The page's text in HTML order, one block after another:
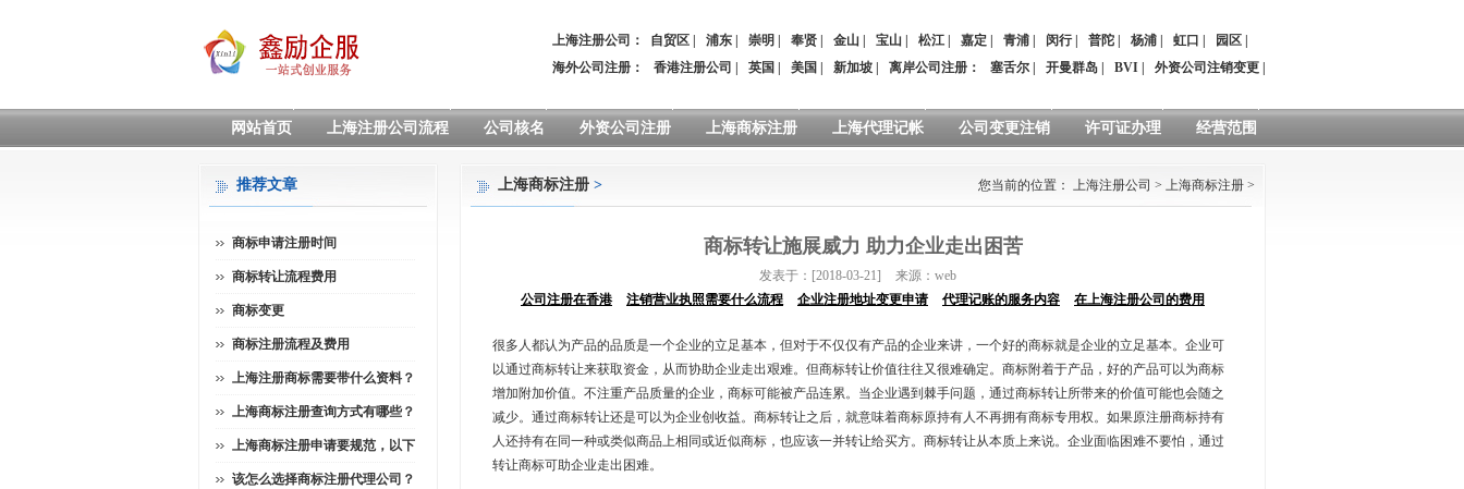
上海注册公司： 自贸区 浦东 崇明 奉贤 金山 宝山 松江 嘉定 青浦 闵行| 普陀 杨浦 虹口 园区
海外公司注册：
香港注册公司 英国 美国 新加坡 离岸公司注册 ： 塞舌尔 开曼群岛 BVI 外资公司注销变更
网站首页 上海注册公司流程 公司核名 外资公司注册 上海商标注册 上海代理记帐 公司变更注销 许可证办理 经营范围
上海商标注册 > 您当前的位置： 上海注册公司 > 上海商标注册 >
商标转让施展威力 助力企业走出困苦
发表于：[2018-03-21]
来源：web
公司注册在香港
注销营业执照需要什么流程 企业注册地址变更申请 代理记账的服务内容 在上海注册公司的费用
很多人都认为产品的品质是一个企业的立足基本，但对于不仅仅有产品的企业来讲，一个好的商标就是企业的立足基本。企业可
以通过商标转让来获取资金，从而协助企业走出艰难。但商标转让价值往往又很难确定。商标附着于产品，好的产品可以为商标
增加附加价值。不注重产品质量的企业，商标可能被产品连累。当企业遇到棘手问题，通过商标转让所带来的价值可能也会随之
减少。通过商标转让还是可以为企业创收益。商标转让之后，就意味着商标原持有人不再拥有商标专用权。如果原注册商标持有
人还持有在同一种或类似商品上相同或近似商标，也应该一并转让给买方。商标转让从本质上来说。企业面临困难不要怕，通过
转让商标可助企业走出困难。
推荐文章
商标申请注册时间
商标转让流程费用
商标变更
商标注册流程及费用
上海注册商标需要带什么资料？
上海商标注册查询方式有哪些？
上海商标注册申请要规范，以下
该怎么选择商标注册代理公司？